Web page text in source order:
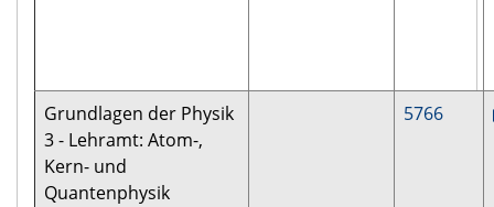
Grundlagen der Physik
3 - Lehramt: Atom-,
Kern- und
Quantenphysik
5766